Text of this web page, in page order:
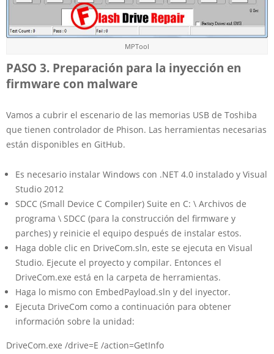
MPTool
PASO 3. Preparación para la inyección en
firmware con malware
Vamos a cubrir el escenario de las memorias USB de Toshiba
que tienen controlador de Phison. Las herramientas necesarias
están disponibles en GitHub.
Es necesario instalar Windows con .NET 4.0 instalado y Visual
Studio 2012
SDCC (Small Device C Compiler) Suite en C: \ Archivos de
programa \ SDCC (para la construcción del firmware y
parches) y reinicie el equipo después de instalar estos.
Haga doble clic en DriveCom.sln, este se ejecuta en Visual
Studio. Ejecute el proyecto y compilar. Entonces el
DriveCom.exe está en la carpeta de herramientas.
Haga lo mismo con EmbedPayload.sln y del inyector.
Ejecuta DriveCom como a continuación para obtener
información sobre la unidad:
DriveCom.exe /drive=E /action=GetInfo